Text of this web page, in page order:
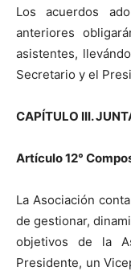
Los acuerdos
anteriores
asistentes,
Secretario y el
CAPÍTULO III.
Artículo 12°
La Asociación
de gestionar,
objetivos de la
Presidente, un